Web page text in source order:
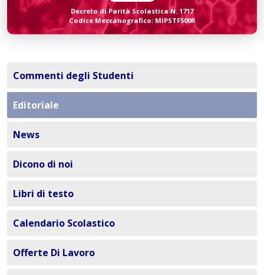
Decreto di Parità Scolastica N. 1717
Codice Meccanografico: MIPSTF500R
Commenti degli Studenti
Editoriale
News
Dicono di noi
Libri di testo
Calendario Scolastico
Offerte Di Lavoro